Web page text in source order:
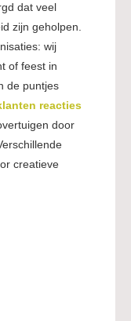
dat veel
zijn geholpen.
wij
of feest in
de puntjes
reacties
door
creatieve